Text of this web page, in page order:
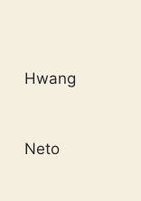
Hwang
Neto